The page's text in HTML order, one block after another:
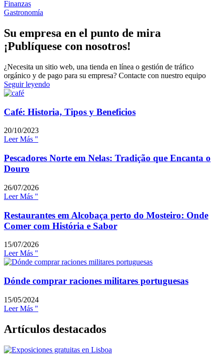
Finanzas
Gastronomía
Su empresa en el punto de mira
¡Publíquese con nosotros!
¿Necesita un sitio web, una tienda en línea o gestión de tráfico
orgánico y de pago para su empresa? Contacte con nuestro equipo
Seguir leyendo
Café: Historia, Tipos y Beneficios
20/10/2023
Leer Más "
Pescadores Norte em Nelas: Tradição que Encanta o
Douro
26/07/2026
Leer Más "
Restaurantes em Alcobaça perto do Mosteiro: Onde
Comer com História e Sabor
15/07/2026
Leer Más "
Dónde comprar raciones militares portuguesas
15/05/2024
Leer Más "
Artículos destacados